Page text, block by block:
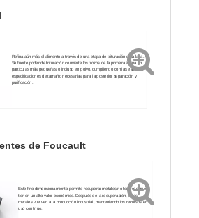
Refina aún más el alimento a través de una etapa de trituración detallada.
Su fuerte poder de trituración convierte los trozos de la primera etapa en
partículas más pequeñas o incluso en polvo, cumpliendo con las estrictas
especificaciones de tamaño necesarias para la posterior separación y
purificación.
de Foucault
Este fino dimensionamiento permite recuperar metales no ferrosos que
tienen un alto valor económico. Después de la recuperación, estos
metales vuelven a la producción industrial, manteniendo los recursos en
uso continuo.